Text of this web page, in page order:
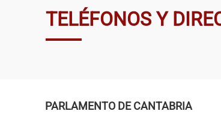
TELÉFONOS Y
PARLAMENTO DE CANTABRIA